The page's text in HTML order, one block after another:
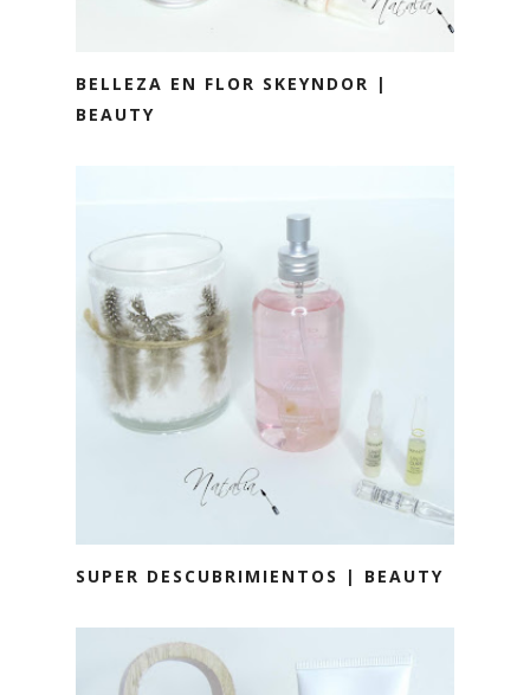
BELLEZA EN FLOR SKEYNDOR |
BEAUTY
SUPER DESCUBRIMIENTOS | BEAUTY